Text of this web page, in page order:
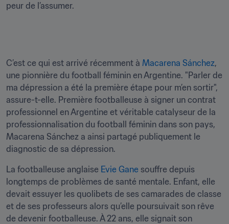
peur de l’assumer.
C’est ce qui est arrivé récemment à Macarena Sánchez,
une pionnière du football féminin en Argentine. "Parler de
ma dépression a été la première étape pour m’en sortir",
assure-t-elle. Première footballeuse à signer un contrat
professionnel en Argentine et véritable catalyseur de la
professionnalisation du football féminin dans son pays,
Macarena Sánchez a ainsi partagé publiquement le
diagnostic de sa dépression.
La footballeuse anglaise Evie Gane souffre depuis
longtemps de problèmes de santé mentale. Enfant, elle
devait essuyer les quolibets de ses camarades de classe
et de ses professeurs alors qu’elle poursuivait son rêve
de devenir footballeuse. À 22 ans, elle signait son